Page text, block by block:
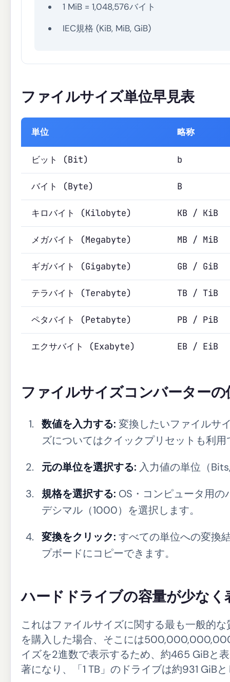
1 MiB = 1,048,576バイト
IEC規格 (KiB, MiB, GiB)
ファイルサイズ単位早見表
単位 略称
ビット (Bit) b
バイト (Byte) B
キロバイト (Kilobyte) KB / KiB
メガバイト (Megabyte) MB / MiB
ギガバイト (Gigabyte) GB / GiB
テラバイト (Terabyte) TB / TiB
ペタバイト (Petabyte) PB / PiB
エクサバイト (Exabyte) EB / EiB
ファイルサイズコンバーターの
数値を入力する: 変換したいファイルサ
ズについてはクイックプリセットも利
元の単位を選択する: 入力値の単位（
規格を選択する: OS・コンピュータ用
デシマル（1000）を選択します。
変換をクリック: すべての単位への変換
プボードにコピーできます。
ハードドライブの容量が少な
これはファイルサイズに関する最も一般的
を購入した場合、そこには
イズを2進数で表示するため、約465 GiBと
著になり、「1 TB」のドライブは約931 GiB